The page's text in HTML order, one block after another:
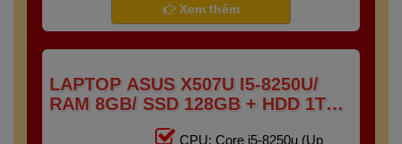
Xem thêm
LAPTOP ASUS X507U I5-8250U/
RAM 8GB/ SSD 128GB + HDD 1TB
CPU: Core i5-8250u (Up